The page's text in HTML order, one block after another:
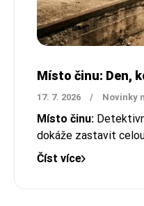
Místo činu: Den,
17. 7. 2026 / Novinky
Místo činu:
dokáže zastavit
Číst více